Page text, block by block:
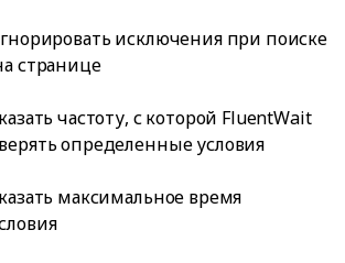
исключения при поиске
странице
частоту, с которой FluentWait
определенные условия
максимальное время